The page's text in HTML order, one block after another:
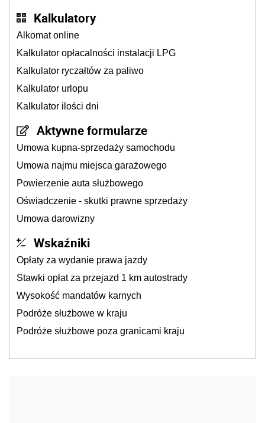
Kalkulatory
Alkomat online
Kalkulator opłacalności instalacji LPG
Kalkulator ryczałtów za paliwo
Kalkulator urlopu
Kalkulator ilości dni
Aktywne formularze
Umowa kupna-sprzedaży samochodu
Umowa najmu miejsca garażowego
Powierzenie auta służbowego
Oświadczenie - skutki prawne sprzedaży
Umowa darowizny
Wskaźniki
Opłaty za wydanie prawa jazdy
Stawki opłat za przejazd 1 km autostrady
Wysokość mandatów karnych
Podróże służbowe w kraju
Podróże służbowe poza granicami kraju